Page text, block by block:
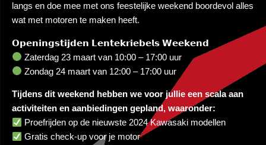
langs en doe mee met ons feestelijke weekend boordevol alles
wat met motoren te maken heeft.
𝗢𝗽𝗲𝗻𝗶𝗻𝗴𝘀𝘁𝗶𝗷𝗱𝗲𝗻 𝗟𝗲𝗻𝘁𝗲𝗸𝗿𝗶𝗲𝗯𝗲𝗹𝘀 𝗪𝗲𝗲𝗸𝗲𝗻𝗱
Zaterdag 23 maart van 10:00 – 17:00 uur
Zondag 24 maart van 12:00 – 17:00 uur
Tijdens dit weekend hebben we voor jullie een scala aan
activiteiten en aanbiedingen gepland, waaronder:
Proefrijden op de nieuwste 2024 Kawasaki modellen
Gratis check-up voor je motor